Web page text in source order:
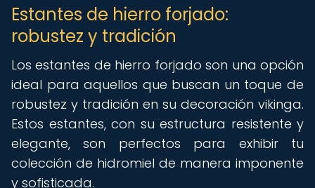
Estantes de hierro forjado:
robustez y tradición
Los estantes de hierro forjado son una opción
ideal para aquellos que buscan un toque de
robustez y tradición en su decoración vikinga.
Estos estantes, con su estructura resistente y
elegante, son perfectos para exhibir tu
colección de hidromiel de manera imponente
y sofisticada.